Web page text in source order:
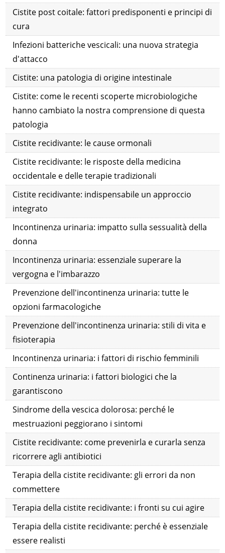
Cistite post coitale: fattori predisponenti e principi di
cura
Infezioni batteriche vescicali: una nuova strategia
d'attacco
Cistite: una patologia di origine intestinale
Cistite: come le recenti scoperte microbiologiche
hanno cambiato la nostra comprensione di questa
patologia
Cistite recidivante: le cause ormonali
Cistite recidivante: le risposte della medicina
occidentale e delle terapie tradizionali
Cistite recidivante: indispensabile un approccio
integrato
Incontinenza urinaria: impatto sulla sessualità della
donna
Incontinenza urinaria: essenziale superare la
vergogna e l'imbarazzo
Prevenzione dell'incontinenza urinaria: tutte le
opzioni farmacologiche
Prevenzione dell'incontinenza urinaria: stili di vita e
fisioterapia
Incontinenza urinaria: i fattori di rischio femminili
Continenza urinaria: i fattori biologici che la
garantiscono
Sindrome della vescica dolorosa: perché le
mestruazioni peggiorano i sintomi
Cistite recidivante: come prevenirla e curarla senza
ricorrere agli antibiotici
Terapia della cistite recidivante: gli errori da non
commettere
Terapia della cistite recidivante: i fronti su cui agire
Terapia della cistite recidivante: perché è essenziale
essere realisti